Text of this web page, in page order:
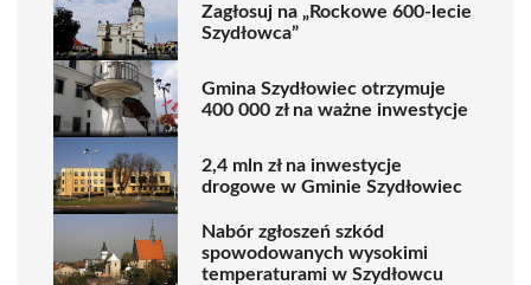
Zagłosuj na „Rockowe 600-lecie
Szydłowca”
Gmina Szydłowiec otrzymuje
400 000 zł na ważne inwestycje
2,4 mln zł na inwestycje
drogowe w Gminie Szydłowiec
Nabór zgłoszeń szkód
spowodowanych wysokimi
temperaturami w Szydłowcu